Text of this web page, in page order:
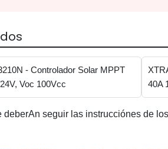
- Controlador Solar MPPT
Voc 100Vcc
40A
seguir las instrucciónes de